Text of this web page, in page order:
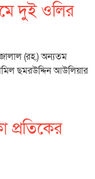
দুই ওলির
(রহ.) অন্যতম
ছমরউদ্দিন আউলিয়ার
প্রতিকের